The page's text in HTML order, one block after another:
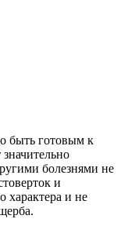
быть готовым к
болезнями не
и
характера и не